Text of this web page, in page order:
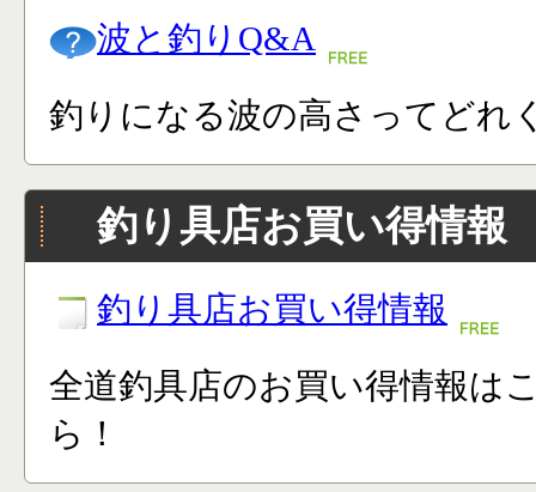
波と釣りQ&A
釣りになる波の高さってどれ
釣り具店お買い得情報
釣り具店お買い得情報
全道釣具店のお買い得情報は
ら！